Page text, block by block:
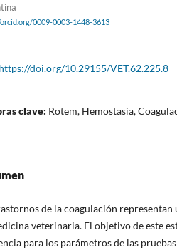
0009-0003-1448-3613
https://doi.org/10.29155/VET.62.225.8
clave: Rotem, Hemostasia,
de la coagulación
veterinaria. El objetivo de este
para los parámetros de las